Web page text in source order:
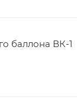
баллона ВК-1